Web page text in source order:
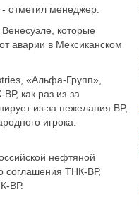
отметил менеджер.
которые
аварии в Мексиканском
«Альфа-Групп»,
как раз из-за
из-за нежелания BP,
игрока.
нефтяной
соглашения ТНК-ВР,
ВР.